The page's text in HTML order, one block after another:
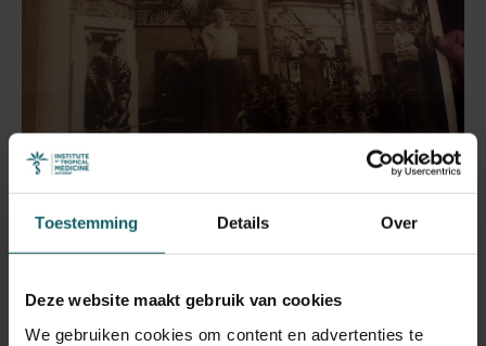
Toestemming Details Over
Deze website maakt gebruik van cookies
We gebruiken cookies om content en advertenties te
Het Congopaleis op de
wereldtentoonstelling